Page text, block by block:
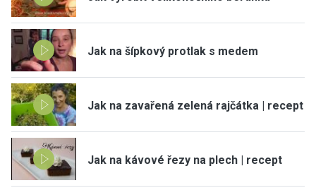
Jak na šípkový protlak s medem
Jak na zavařená zelená rajčátka | recept
Jak na kávové řezy na plech | recept